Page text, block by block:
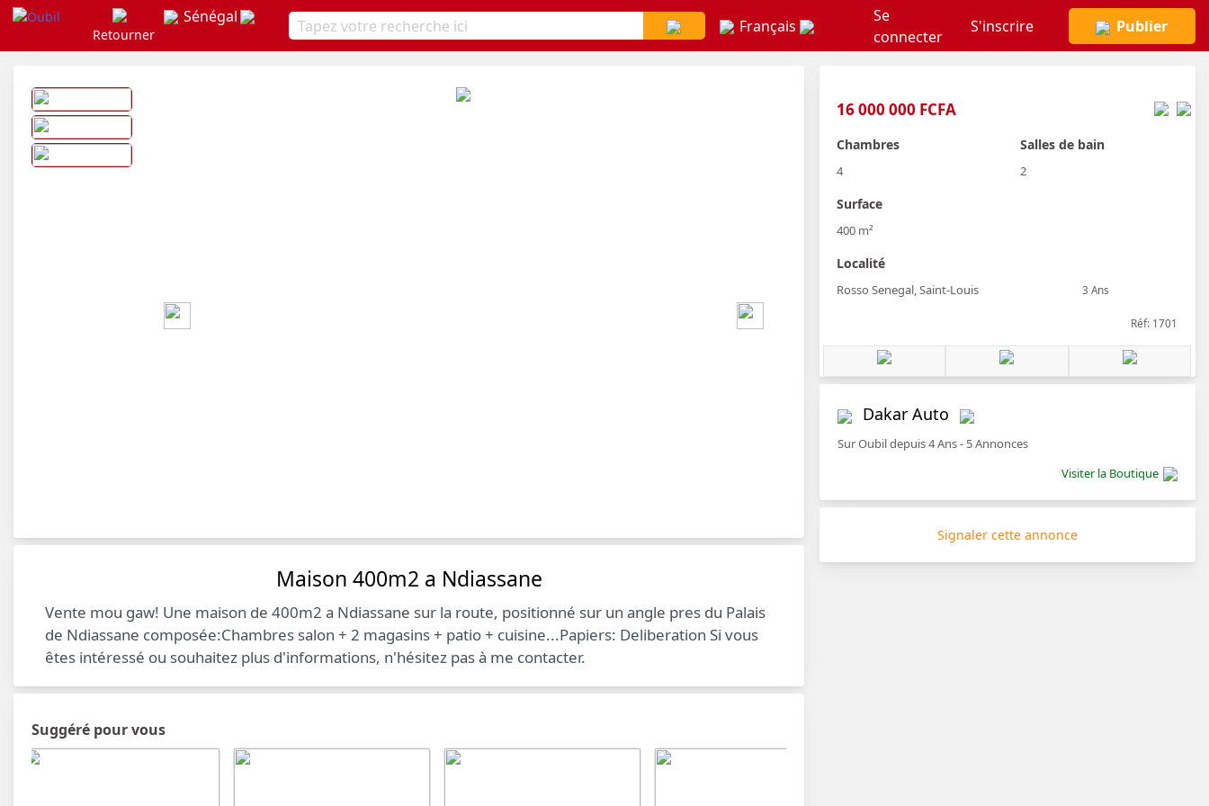
Retourner
Sénégal Français
Se
connecter
S'inscrire Publier
Maison 400m2 a Ndiassane
Vente mou gaw! Une maison de 400m2 a Ndiassane sur la route, positionné sur un angle pres du Palais
de Ndiassane composée:Chambres salon + 2 magasins + patio + cuisine...Papiers: Deliberation Si vous
êtes intéressé ou souhaitez plus d'informations, n'hésitez pas à me contacter.
Suggéré pour vous
16 000 000 FCFA
Chambres
4
Salles de bain
2
Surface
400 m²
Localité
Rosso Senegal, Saint-Louis 3 Ans
Réf: 1701
Dakar Auto
Sur Oubil depuis 4 Ans - 5 Annonces
Visiter la Boutique
Signaler cette annonce